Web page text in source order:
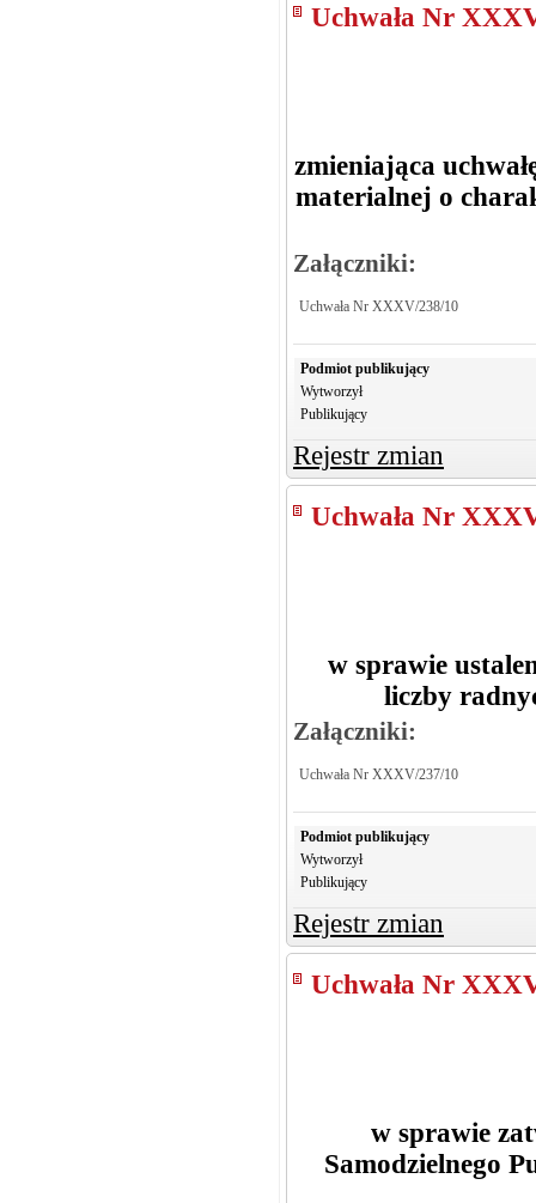
Uchwała Nr
zmieniająca
materialnej o
Załączniki:
Uchwała Nr XXXV/238/10
Podmiot publikujący
Wytworzył
Publikujący
Rejestr zmian
Uchwała Nr
w sprawie
liczby
Załączniki:
Uchwała Nr XXXV/237/10
Podmiot publikujący
Wytworzył
Publikujący
Rejestr zmian
Uchwała Nr
w sprawie
Samodzielnego